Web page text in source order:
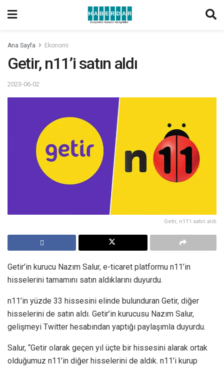
Ana Sayfa Ekonomi
Getir, n11’i satın aldı
2023-06-02
Getir, n11'i satın aldı
Getir’in kurucu Nazım Salur, e-ticaret platformu n11’in
hisselerini tamamını satın aldıklarını duyurdu.
n11’in yüzde 33 hissesini elinde bulunduran Getir, diğer
hisselerini de satın aldı. Getir’in kurucusu Nazım Salur,
gelişmeyi Twitter hesabından yaptığı paylaşımla duyurdu.
Salur, “Getir olarak geçen yıl üçte bir hissesini alarak ortak
olduğumuz n11’in diğer hisselerini de aldık. n11’i kurup